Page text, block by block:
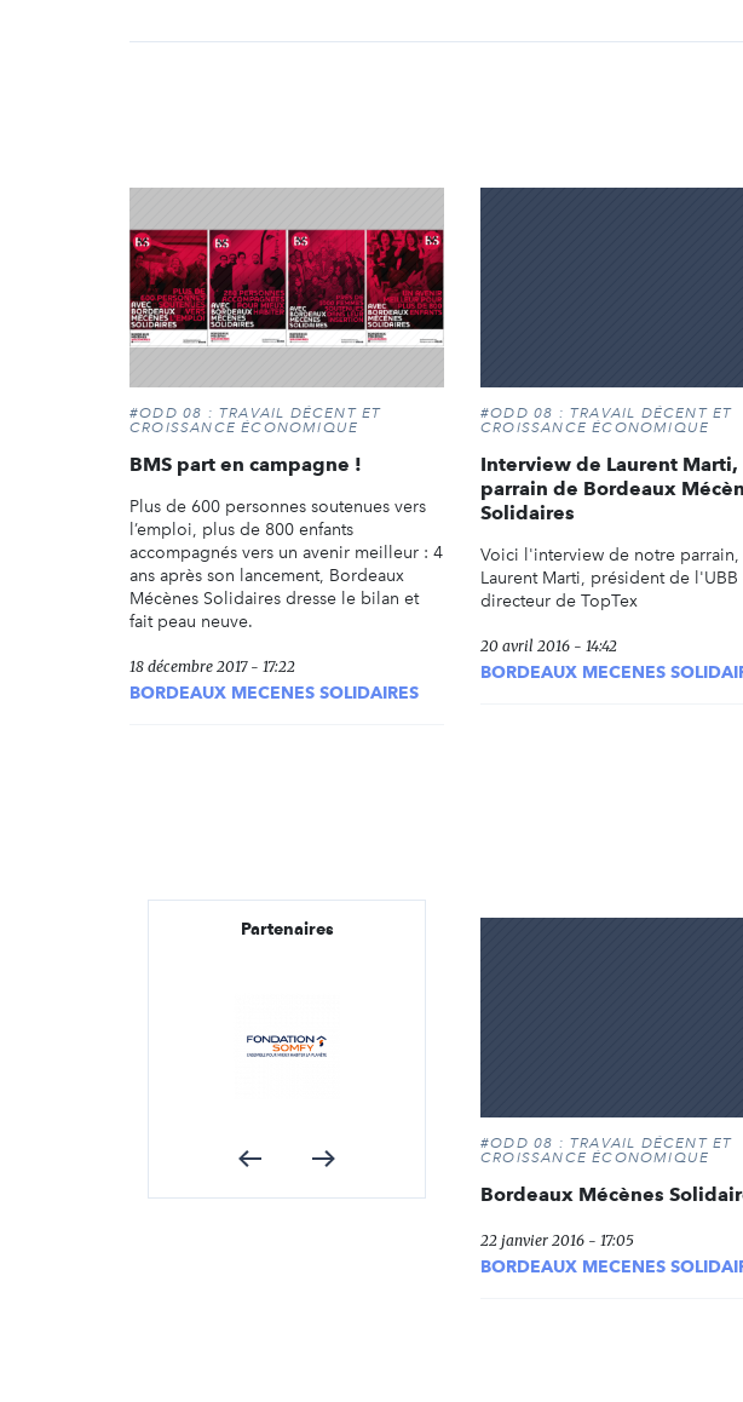
#ODD 08 : TRAVAIL DÉCENT ET
CROISSANCE ÉCONOMIQUE
BMS part en campagne !
Plus de 600 personnes soutenues vers
l’emploi, plus de 800 enfants
accompagnés vers un avenir meilleur : 4
ans après son lancement, Bordeaux
Mécènes Solidaires dresse le bilan et
fait peau neuve.
18 décembre 2017 - 17:22
BORDEAUX MECENES SOLIDAIRES
#ODD 08 : TRAVAIL DÉCENT ET
CROISSANCE ÉCONOMIQUE
Interview de Laurent Marti,
parrain de Bordeaux
Solidaires
Voici l'interview de notre parrain,
Laurent Marti, président de l'UBB
directeur de TopTex
20 avril 2016 - 14:42
BORDEAUX MECENES
Partenaires
#ODD 08 : TRAVAIL DÉCENT ET
CROISSANCE ÉCONOMIQUE
Bordeaux Mécènes
22 janvier 2016 - 17:05
BORDEAUX MECENES